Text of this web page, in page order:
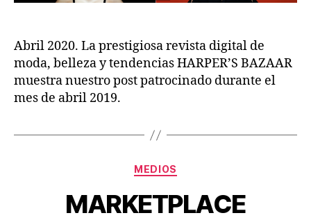
Abril 2020. La prestigiosa revista digital de
moda, belleza y tendencias HARPER’S BAZAAR
muestra nuestro post patrocinado durante el
mes de abril 2019.
MEDIOS
MARKETPLACE